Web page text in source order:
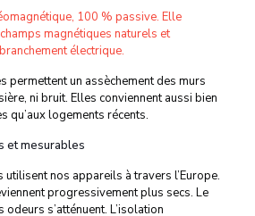
100 % passive. Elle
magnétiques naturels et
électrique.
permettent un assèchement des murs
ni bruit. Elles conviennent aussi bien
qu’aux logements récents.
et mesurables
nos appareils à travers l’Europe.
progressivement plus secs. Le
s’atténuent. L’isolation